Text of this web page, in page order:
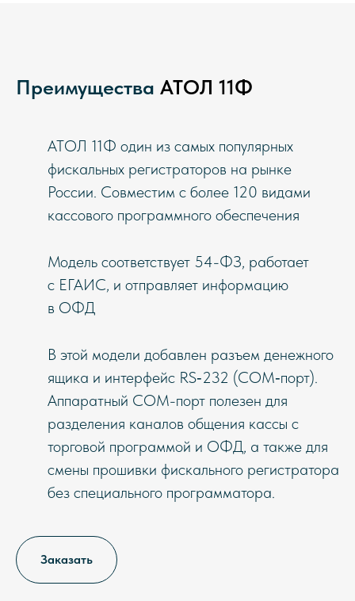
Преимущества АТОЛ 11Ф
АТОЛ 11Ф один из самых популярных
фискальных регистраторов на рынке
России. Совместим с более 120 видами
кассового программного обеспечения
Модель соответствует 54-ФЗ, работает
с ЕГАИС, и отправляет информацию
в ОФД
В этой модели добавлен разъем денежного
ящика и интерфейс RS‑232 (COM‑порт).
Аппаратный COM-порт полезен для
разделения каналов общения кассы с
торговой программой и ОФД, а также для
смены прошивки фискального регистратора
без специального программатора.
Заказать